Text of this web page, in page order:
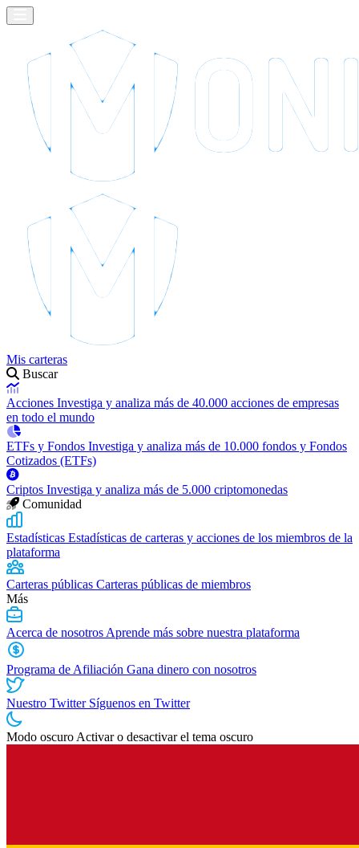
Mis carteras
Buscar
Acciones Investiga y analiza más de 40.000 acciones de empresas
en todo el mundo
ETFs y Fondos Investiga y analiza más de 10.000 fondos y Fondos
Cotizados (ETFs)
Criptos Investiga y analiza más de 5.000 criptomonedas
Comunidad
Estadísticas Estadísticas de carteras y acciones de los miembros de la
plataforma
Carteras públicas Carteras públicas de miembros
Más
Acerca de nosotros Aprende más sobre nuestra plataforma
Programa de Afiliación Gana dinero con nosotros
Nuestro Twitter Síguenos en Twitter
Modo oscuro Activar o desactivar el tema oscuro